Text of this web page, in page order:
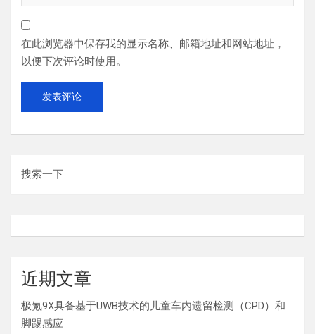
在此浏览器中保存我的显示名称、邮箱地址和网站地址，
以便下次评论时使用。
搜索一下
近期文章
极氪9X具备基于UWB技术的儿童车内遗留检测（CPD）和
脚踢感应